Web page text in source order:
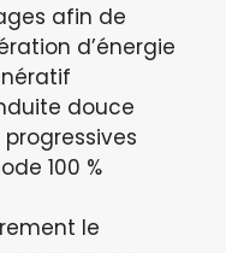
afin de
d’énergie
douce
100 %
le